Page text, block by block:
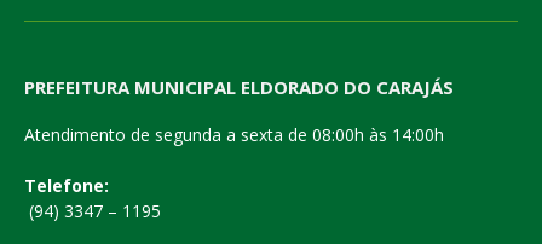
PREFEITURA MUNICIPAL ELDORADO DO CARAJÁS
Atendimento de segunda a sexta de 08:00h às 14:00h
Telefone:
(94) 3347 – 1195